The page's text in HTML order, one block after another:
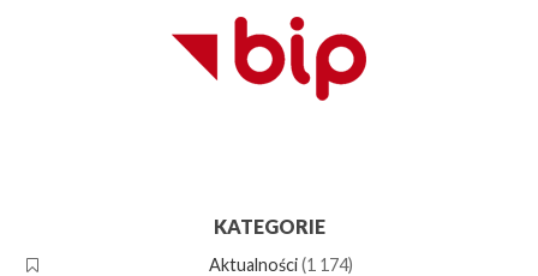
KATEGORIE
Aktualności(1 174)